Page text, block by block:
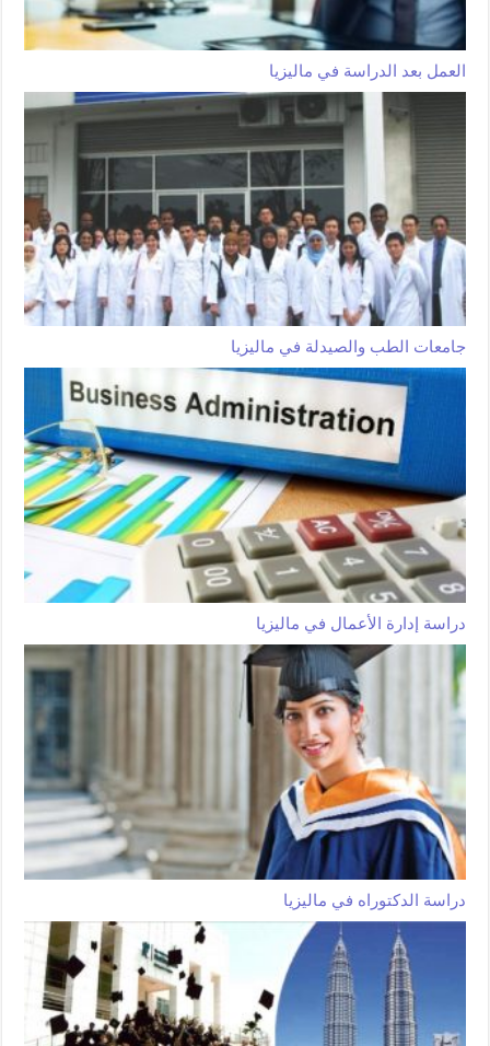
العمل بعد الدراسة في ماليزيا
جامعات الطب والصيدلة في ماليزيا
دراسة إدارة الأعمال في ماليزيا
دراسة الدكتوراه في ماليزيا